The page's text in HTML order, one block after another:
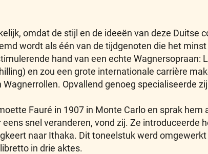
omdat de stijl en de ideeën van deze Duitse
wordt als één van de tijdgenoten die het
hand van een echte
en zou een grote internationale carrière
Opvallend genoeg specialiseerde
Fauré in 1907 in Monte Carlo en sprak
snel veranderen, vond zij. Ze introduceerde
naar Ithaka. Dit toneelstuk werd
in drie aktes.